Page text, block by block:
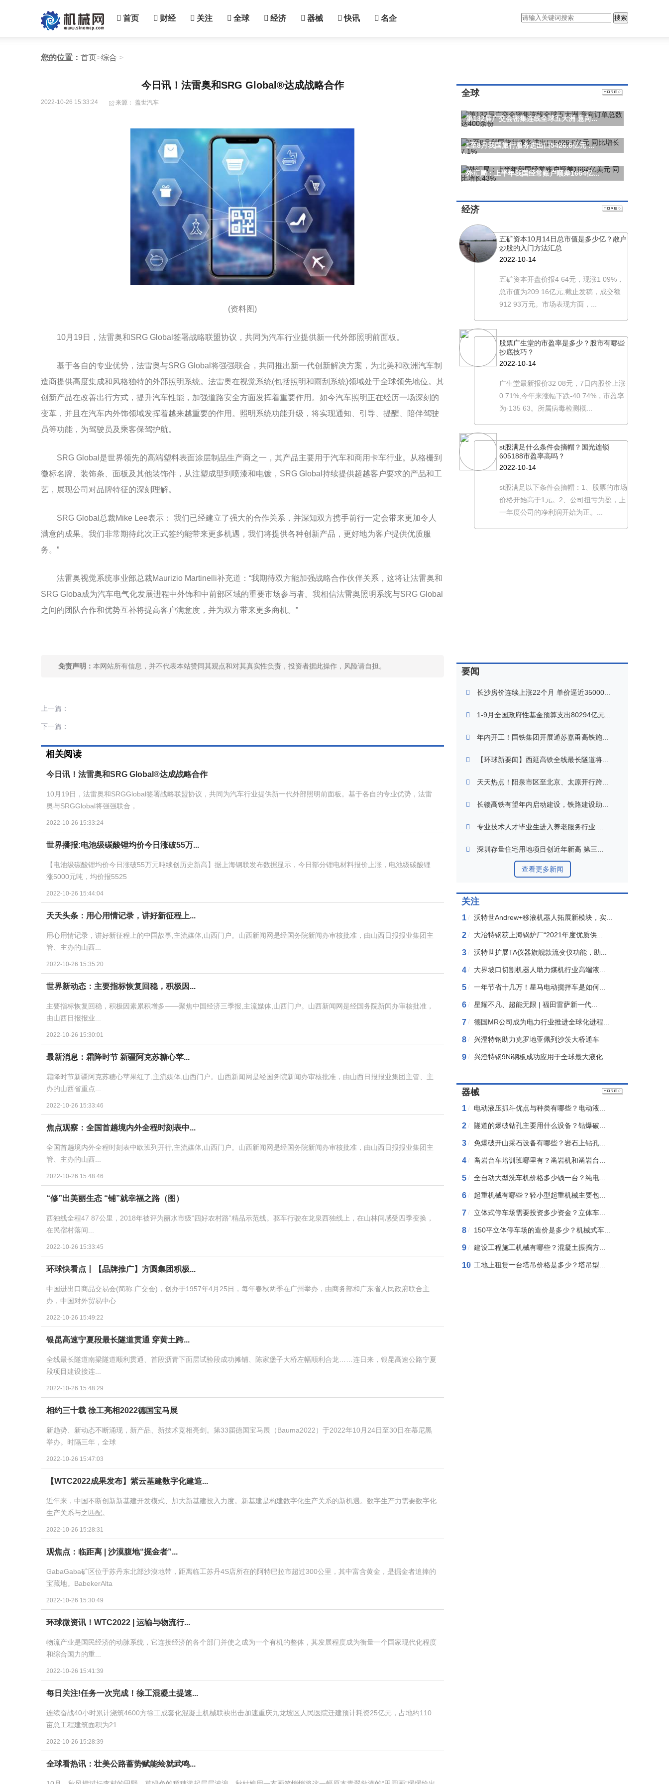
首页 财经 关注 全球 经济 器械 快讯 名企 搜索
您的位置： 首页>综合 >
今日讯！法雷奥和SRG Global®达成战略合作
2022-10-26 15:33:24 来源： 盖世汽车
(资料图)
10月19日，法雷奥和SRG Global签署战略联盟协议，共同为汽车行业提供新一代外部照明前面板。
基于各自的专业优势，法雷奥与SRG Global将强强联合，共同推出新一代创新解决方案，为北美和欧洲汽车制
造商提供高度集成和风格独特的外部照明系统。法雷奥在视觉系统(包括照明和雨刮系统)领域处于全球领先地位。其
创新产品在改善出行方式，提升汽车性能，加强道路安全方面发挥着重要作用。如今汽车照明正在经历一场深刻的
变革，并且在汽车内外饰领域发挥着越来越重要的作用。照明系统功能升级，将实现通知、引导、提醒、陪伴驾驶
员等功能，为驾驶员及乘客保驾护航。
SRG Global是世界领先的高端塑料表面涂层制品生产商之一，其产品主要用于汽车和商用卡车行业。从格栅到
徽标名牌、装饰条、面板及其他装饰件，从注塑成型到喷漆和电镀，SRG Global持续提供超越客户要求的产品和工
艺，展现公司对品牌特征的深刻理解。
SRG Global总裁Mike Lee表示： 我们已经建立了强大的合作关系，并深知双方携手前行一定会带来更加令人
满意的成果。我们非常期待此次正式签约能带来更多机遇，我们将提供各种创新产品，更好地为客户提供优质服
务。”
法雷奥视觉系统事业部总裁Maurizio Martinelli补充道：“我期待双方能加强战略合作伙伴关系，这将让法雷奥和
SRG Globa成为汽车电气化发展进程中外饰和中前部区域的重要市场参与者。我相信法雷奥照明系统与SRG Global
之间的团队合作和优势互补将提高客户满意度，并为双方带来更多商机。”
免责声明： 本网站所有信息，并不代表本站赞同其观点和对其真实性负责，投资者据此操作，风险请自担。
上一篇：
下一篇：
相关阅读
今日讯！法雷奥和SRG Global®达成战略合作
10月19日，法雷奥和SRGGlobal签署战略联盟协议，共同为汽车行业提供新一代外部照明前面板。基于各自的专业优势，法雷
奥与SRGGlobal将强强联合，
2022-10-26 15:33:24
世界播报:电池级碳酸锂均价今日涨破55万...
【电池级碳酸锂均价今日涨破55万元吨续创历史新高】据上海钢联发布数据显示，今日部分锂电材料报价上涨，电池级碳酸锂
涨5000元吨，均价报5525
2022-10-26 15:44:04
天天头条：用心用情记录，讲好新征程上...
用心用情记录，讲好新征程上的中国故事,主流媒体,山西门户。山西新闻网是经国务院新闻办审核批准，由山西日报报业集团主
管、主办的山西...
2022-10-26 15:35:20
世界新动态：主要指标恢复回稳，积极因...
主要指标恢复回稳，积极因素累积增多——聚焦中国经济三季报,主流媒体,山西门户。山西新闻网是经国务院新闻办审核批准，
由山西日报报业...
2022-10-26 15:30:01
最新消息：霜降时节 新疆阿克苏糖心苹...
霜降时节新疆阿克苏糖心苹果红了,主流媒体,山西门户。山西新闻网是经国务院新闻办审核批准，由山西日报报业集团主管、主
办的山西省重点...
2022-10-26 15:33:46
焦点观察：全国首趟境内外全程时刻表中...
全国首趟境内外全程时刻表中欧班列开行,主流媒体,山西门户。山西新闻网是经国务院新闻办审核批准，由山西日报报业集团主
管、主办的山西...
2022-10-26 15:48:46
“修”出美丽生态 “铺”就幸福之路（图）
西独线全程47 87公里，2018年被评为丽水市级“四好农村路”精品示范线。驱车行驶在龙泉西独线上，在山林间感受四季变换，
在民宿村落间...
2022-10-26 15:33:45
环球快看点丨【品牌推广】方圆集团积极...
中国进出口商品交易会(简称:广交会)，创办于1957年4月25日，每年春秋两季在广州举办，由商务部和广东省人民政府联合主
办，中国对外贸易中心
2022-10-26 15:49:22
银昆高速宁夏段最长隧道贯通 穿黄土跨...
全线最长隧道南梁隧道顺利贯通、首段沥青下面层试验段成功摊铺、陈家堡子大桥左幅顺利合龙……连日来，银昆高速公路宁夏
段项目建设接连...
2022-10-26 15:48:29
相约三十载 徐工亮相2022德国宝马展
新趋势、新动态不断涌现，新产品、新技术竞相亮剑。第33届德国宝马展（Bauma2022）于2022年10月24日至30日在慕尼黑
举办。时隔三年，全球
2022-10-26 15:47:03
【WTC2022成果发布】紫云基建数字化建造...
近年来，中国不断创新新基建开发模式、加大新基建投入力度。新基建是构建数字化生产关系的新机遇。数字生产力需要数字化
生产关系与之匹配。
2022-10-26 15:28:31
观焦点：临距离 | 沙漠腹地“掘金者”...
GabaGaba矿区位于苏丹东北部沙漠地带，距离临工苏丹4S店所在的阿特巴拉市超过300公里，其中富含黄金，是掘金者追捧的
宝藏地。BabekerAlta
2022-10-26 15:30:49
环球微资讯！WTC2022 | 运输与物流行...
物流产业是国民经济的动脉系统，它连接经济的各个部门并使之成为一个有机的整体，其发展程度成为衡量一个国家现代化程度
和综合国力的重...
2022-10-26 15:41:39
每日关注!任务一次完成！徐工混凝土提速...
连续奋战40小时累计浇筑4600方徐工成套化混凝土机械联袂出击加速重庆九龙坡区人民医院迁建预计耗资25亿元，占地约110
亩总工程建筑面积为21
2022-10-26 15:28:39
全球看热讯：壮美公路蓄势赋能绘就武鸣...
全球
第132届广交会密集连线全球五大洲 意向...
1至8月我国旅行服务进出口5426.6亿元 ...
外汇局：上半年我国经常账户顺差1664亿...
经济
五矿资本10月14日总市值是多少亿？散户
炒股的入门方法汇总
2022-10-14
五矿资本开盘价报4 64元，现涨1 09%，
总市值为209 16亿元;截止发稿，成交额
912 93万元。市场表现方面，...
股票广生堂的市盈率是多少？股市有哪些
抄底技巧？
2022-10-14
广生堂最新报价32 08元，7日内股价上涨
0 71%;今年来涨幅下跌-40 74%，市盈率
为-135 63。所属病毒检测概...
st股满足什么条件会摘帽？国光连锁
605188市盈率高吗？
2022-10-14
st股满足以下条件会摘帽：1、股票的市场
价格开始高于1元。2、公司扭亏为盈，上
一年度公司的净利润开始为正。...
要闻
长沙房价连续上涨22个月 单价逼近35000...
1-9月全国政府性基金预算支出80294亿元...
年内开工！国铁集团开展通苏嘉甬高铁施...
【环球新要闻】西延高铁全线最长隧道将...
天天热点！阳泉市区至北京、太原开行跨...
长赣高铁有望年内启动建设，铁路建设助...
专业技术人才毕业生进入养老服务行业 ...
深圳存量住宅用地项目创近年新高 第三...
查看更多新闻
关注
1 / 沃特世Andrew+移液机器人拓展新模块，实...
2 / 大冶特钢获上海锅炉厂“2021年度优质供...
3 / 沃特世扩展TA仪器旗舰款流变仪功能，助...
4 / 大界坡口切割机器人助力煤机行业高端液...
5 / 一年节省十几万！星马电动搅拌车是如何...
6 / 星耀不凡、超能无限 | 福田雷萨新一代...
7 / 德国MR公司成为电力行业推进全球化进程...
8 / 兴澄特钢助力克罗地亚佩列沙茨大桥通车
9 / 兴澄特钢9Ni钢板成功应用于全球最大液化...
器械
1 / 电动液压抓斗优点与种类有哪些？电动液...
2 / 隧道的爆破钻孔主要用什么设备？钻爆破...
3 / 免爆破开山采石设备有哪些？岩石上钻孔...
4 / 凿岩台车培训班哪里有？凿岩机和凿岩台...
5 / 全自动大型洗车机价格多少钱一台？纯电...
6 / 起重机械有哪些？轻小型起重机械主要包...
7 / 立体式停车场需要投资多少资金？立体车...
8 / 150平立体停车场的造价是多少？机械式车...
9 / 建设工程施工机械有哪些？混凝土振捣方...
10
/ 工地上租赁一台塔吊价格是多少？塔吊型...